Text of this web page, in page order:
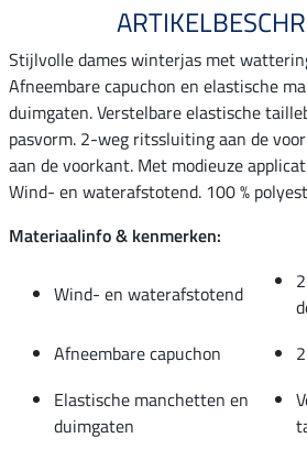
Stijlvolle dames winterjas met
Afneembare capuchon en elastische
duimgaten. Verstelbare elastische
pasvorm. 2-weg ritssluiting aan de
aan de voorkant. Met modieuze
Wind- en waterafstotend. 100 %
Materiaalinfo & kenmerken:
Wind- en waterafstotend
Afneembare capuchon
Elastische manchetten en
duimgaten